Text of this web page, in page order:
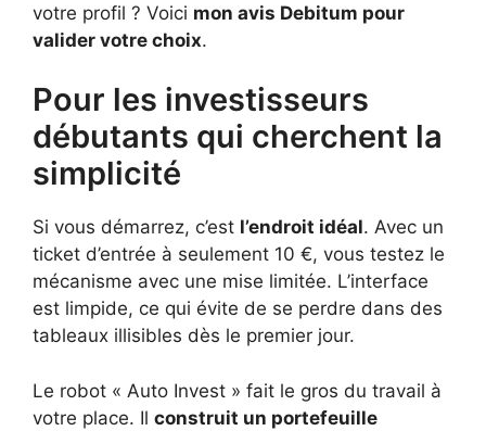
votre profil ? Voici mon avis Debitum pour
valider votre choix.
Pour les investisseurs
débutants qui cherchent la
simplicité
Si vous démarrez, c’est l’endroit idéal. Avec un
ticket d’entrée à seulement 10 €, vous testez le
mécanisme avec une mise limitée. L’interface
est limpide, ce qui évite de se perdre dans des
tableaux illisibles dès le premier jour.
Le robot « Auto Invest » fait le gros du travail à
votre place. Il construit un portefeuille